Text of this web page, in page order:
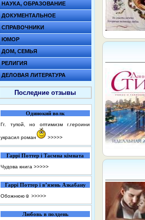
НАУКА, ОБРАЗОВАНИЕ
ДОКУМЕНТАЛЬНОЕ
СПРАВОЧНИКИ
ЮМОР
ДОМ, СЕМЬЯ
РЕЛИГИЯ
ДЕЛОВАЯ ЛИТЕРАТУРА
Последние отзывы
Одинокий волк
Гг. тупой, но оптимизм г.героини
украсил роман >>>>>
Гаррі Поттер і Таємна кімната
Чудова книга >>>>>
Гаррі Поттер і в’язень Азкабану
Обожнюю☺️ >>>>>
Любовь в полдень